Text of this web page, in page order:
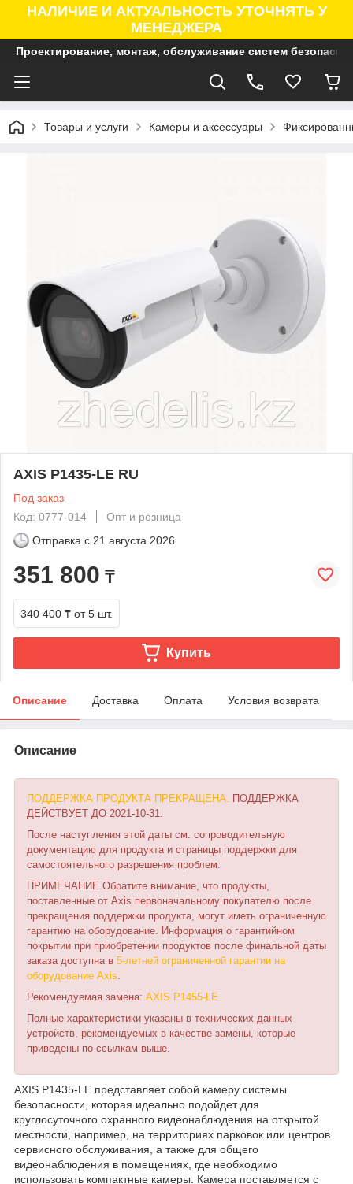
НАЛИЧИЕ И АКТУАЛЬНОСТЬ УТОЧНЯТЬ У
МЕНЕДЖЕРА
Проектирование, монтаж, обслуживание систем
Товары и услуги Камеры и аксессуары
AXIS P1435-LE RU
Под заказ
Код: 0777-014
Опт и розница
Отправка с 21 августа 2026
351 800 ₸
340 400 ₸ от 5 шт.
Купить
Описание Доставка Оплата Условия возврата
Описание
ПОДДЕРЖКА ПРОДУКТА ПРЕКРАЩЕНА.
ПОДДЕРЖКА
ДЕЙСТВУЕТ ДО 2021-10-31.
После наступления этой даты см. сопроводительную
документацию для продукта и страницы поддержки для
самостоятельного разрешения проблем.
ПРИМЕЧАНИЕ Обратите внимание, что продукты,
поставленные от Axis первоначальному покупателю после
прекращения поддержки продукта, могут иметь ограниченную
гарантию на оборудование. Информация о гарантийном
покрытии при приобретении продуктов после финальной даты
заказа доступна в 5-летней ограниченной гарантии на
оборудование Axis
Рекомендуемая замена: AXIS P1455-LE
Полные характеристики указаны в технических данных
устройств, рекомендуемых в качестве замены, которые
приведены по ссылкам выше.
AXIS P1435-LE представляет собой камеру системы
безопасности, которая идеально подойдет для
круглосуточного охранного видеонаблюдения на открытой
местности, например, на территориях парковок или центров
сервисного обслуживания, а также для общего
видеонаблюдения в помещениях, где необходимо
использовать компактные камеры. Камера поставляется с